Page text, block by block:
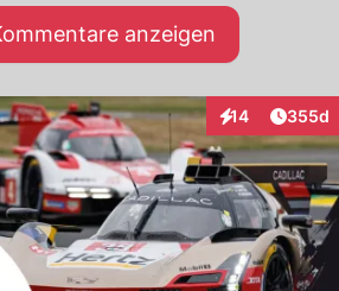
anzeigen
14
Interaktionen
355d